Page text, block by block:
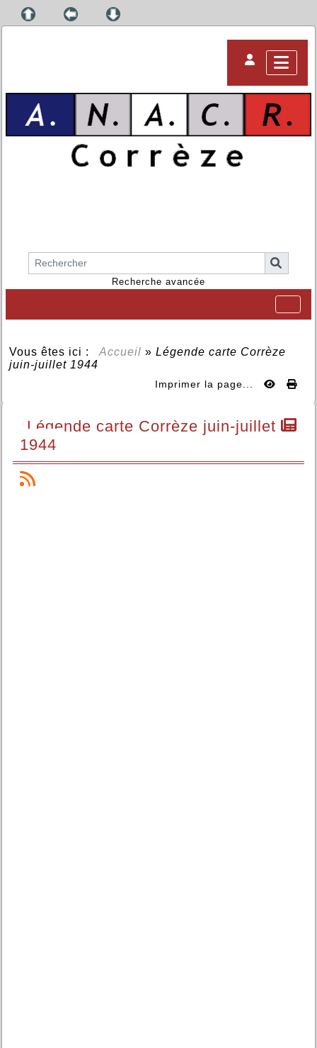
Recherche avancée
Vous êtes ici : Accueil » Légende carte Corrèze
juin-juillet 1944
Imprimer la page...
Légende carte Corrèze juin-juillet
1944